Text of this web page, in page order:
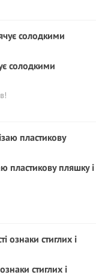
солодкими
пластикову пляшку і
стиглих і